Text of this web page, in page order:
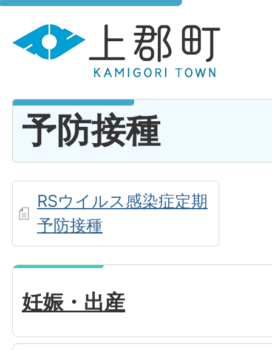
予防接種
RSウイルス感染症定期
予防接種
妊娠・出産